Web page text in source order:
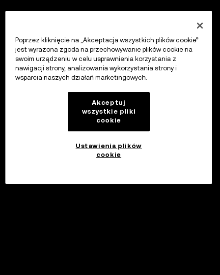
Poprzez kliknięcie na „Akceptacja wszystkich plików cookie”
jest wyrażona zgoda na przechowywanie plików cookie na
swoim urządzeniu w celu usprawnienia korzystania z
nawigacji strony, analizowania wykorzystania strony i
wsparcia naszych działań marketingowych.
Akceptuj
wszystkie pliki
cookie
Ustawienia plików
cookie